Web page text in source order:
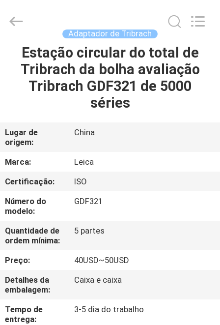
CASA
PRODUTOS
NÓS
EXCURSÃO
DA
FÁBRICA
CONTROLE
DA
QUALIDADE
CONTACTE-
NOS
Survey
Instrument
Adaptador de Tribrach
Estação circular do total de
Tribrach da bolha avaliação
Tribrach GDF321 de 5000
séries
Lugar de
origem:
China
Marca:
Leica
Certificação:
ISO
Número do
modelo:
GDF321
Quantidade de
ordem mínima:
5 partes
Preço:
40USD~50USD
Detalhes da
embalagem:
Caixa e caixa
Tempo de
entrega:
3-5 dia do trabalho